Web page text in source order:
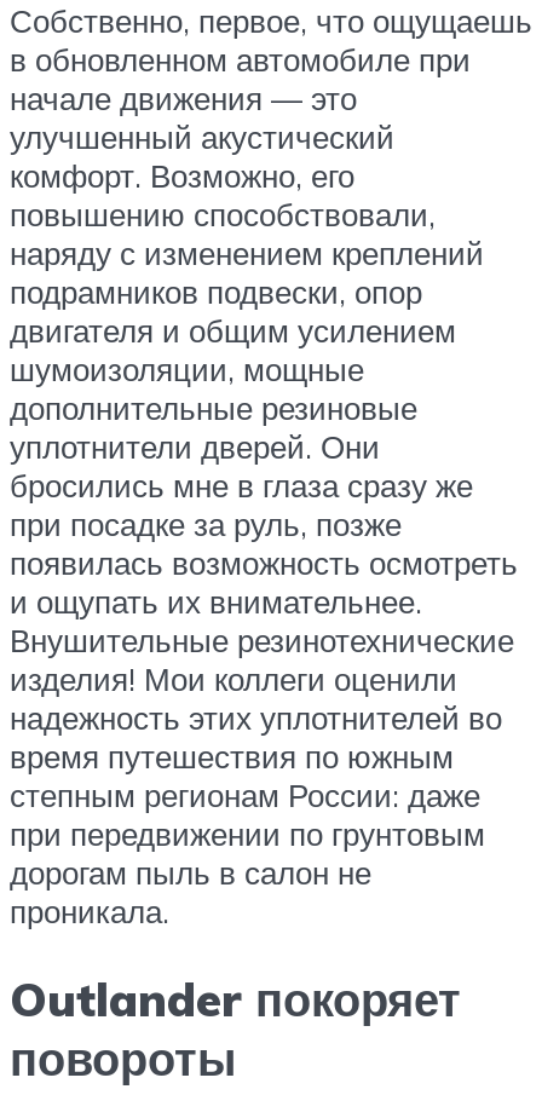
Собственно, первое, что ощущаешь
в обновленном автомобиле при
начале движения — это
улучшенный акустический
комфорт. Возможно, его
повышению способствовали,
наряду с изменением креплений
подрамников подвески, опор
двигателя и общим усилением
шумоизоляции, мощные
дополнительные резиновые
уплотнители дверей. Они
бросились мне в глаза сразу же
при посадке за руль, позже
появилась возможность осмотреть
и ощупать их внимательнее.
Внушительные резинотехнические
изделия! Мои коллеги оценили
надежность этих уплотнителей во
время путешествия по южным
степным регионам России: даже
при передвижении по грунтовым
дорогам пыль в салон не
проникала.
Outlander покоряет
повороты